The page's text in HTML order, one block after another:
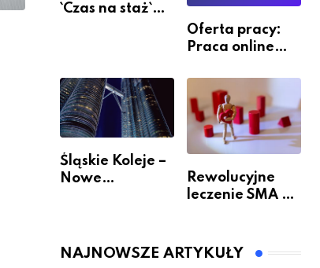
`Czas na staż`
Oferta pracy:
Praca online
(Zawiercie)
Śląskie Koleje –
Nowe
Rewolucyjne
leczenie SMA –
pacjentów?
NAJNOWSZE ARTYKUŁY